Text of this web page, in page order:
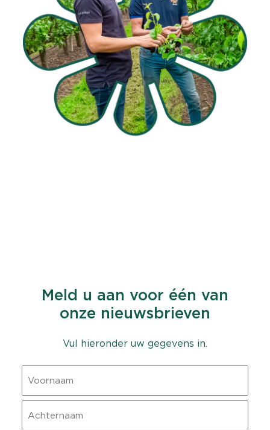
Meld u aan voor één van
onze nieuwsbrieven
Vul hieronder uw gegevens in.